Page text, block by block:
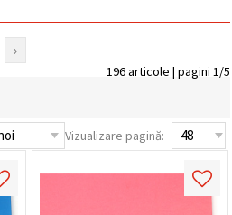
›
196 articole | pagini 1/5
Vizualizare pagină: